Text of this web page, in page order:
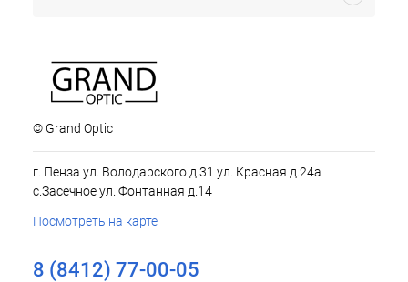
© Grand Optic
г. Пенза ул. Володарского д.31 ул. Красная д.24а
с.Засечное ул. Фонтанная д.14
Посмотреть на карте
8 (8412) 77-00-05